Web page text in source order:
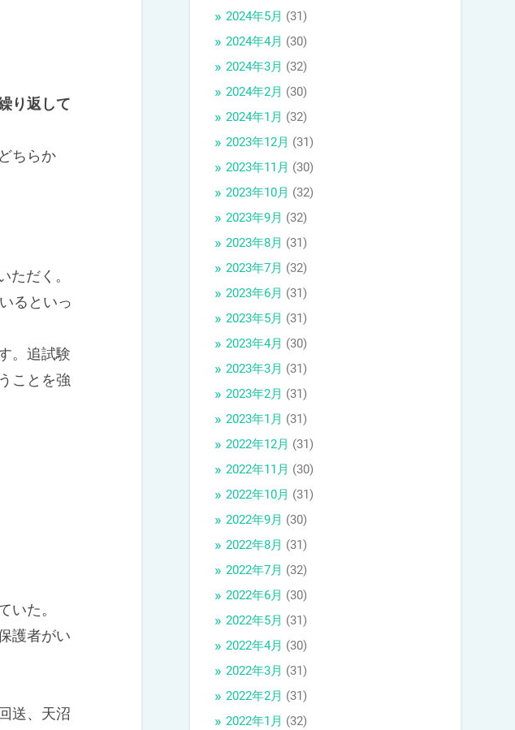
り返して
ちらか
だく。
るといっ
。追試験
ことを強
いた。
護者がい
送、天沼
2024年5月 (31)
2024年4月 (30)
2024年3月 (32)
2024年2月 (30)
2024年1月 (32)
2023年12月 (31)
2023年11月 (30)
2023年10月 (32)
2023年9月 (32)
2023年8月 (31)
2023年7月 (32)
2023年6月 (31)
2023年5月 (31)
2023年4月 (30)
2023年3月 (31)
2023年2月 (31)
2023年1月 (31)
2022年12月 (31)
2022年11月 (30)
2022年10月 (31)
2022年9月 (30)
2022年8月 (31)
2022年7月 (32)
2022年6月 (30)
2022年5月 (31)
2022年4月 (30)
2022年3月 (31)
2022年2月 (31)
2022年1月 (32)